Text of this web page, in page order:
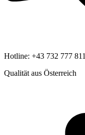
Hotline: +43 732 777 811
Qualität aus Österreich